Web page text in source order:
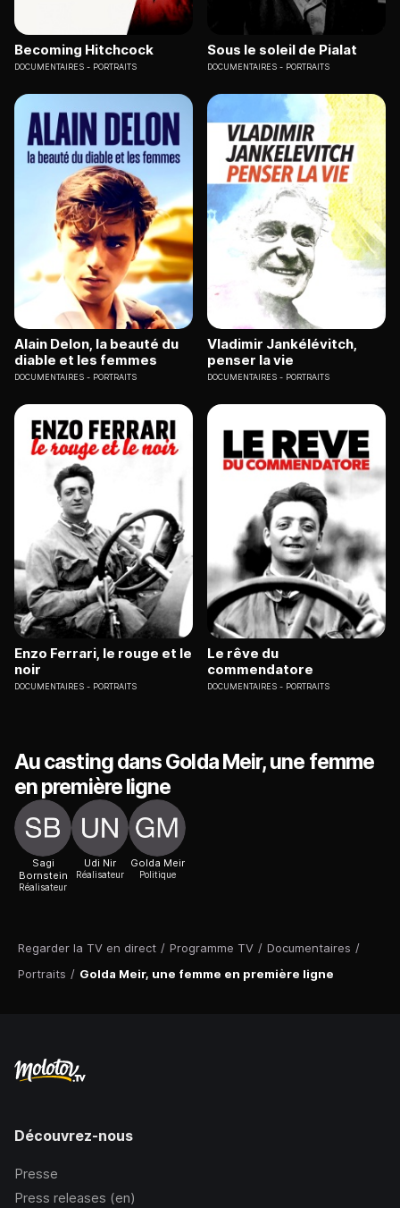
Regarder la TV en direct / Programme TV / Documentaires /
Portraits / Golda Meir, une femme en première ligne
Becoming Hitchcock
DOCUMENTAIRES PORTRAITS
Sous le soleil de Pialat
DOCUMENTAIRES PORTRAITS
Alain Delon, la beauté du
diable et les femmes
DOCUMENTAIRES PORTRAITS
Vladimir Jankélévitch,
penser la vie
DOCUMENTAIRES PORTRAITS
Enzo Ferrari, le rouge et le
noir
DOCUMENTAIRES PORTRAITS
Le rêve du
commendatore
DOCUMENTAIRES PORTRAITS
Au casting dans Golda Meir, une femme
en première ligne
Sagi
Bornstein
Réalisateur
Udi Nir
Réalisateur
Golda Meir
Politique
Découvrez-nous
Presse
Press releases (en)